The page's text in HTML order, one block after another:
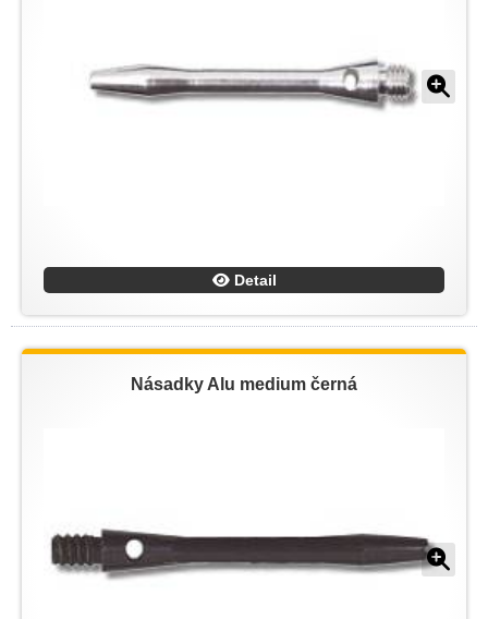
Detail
Násadky Alu medium černá